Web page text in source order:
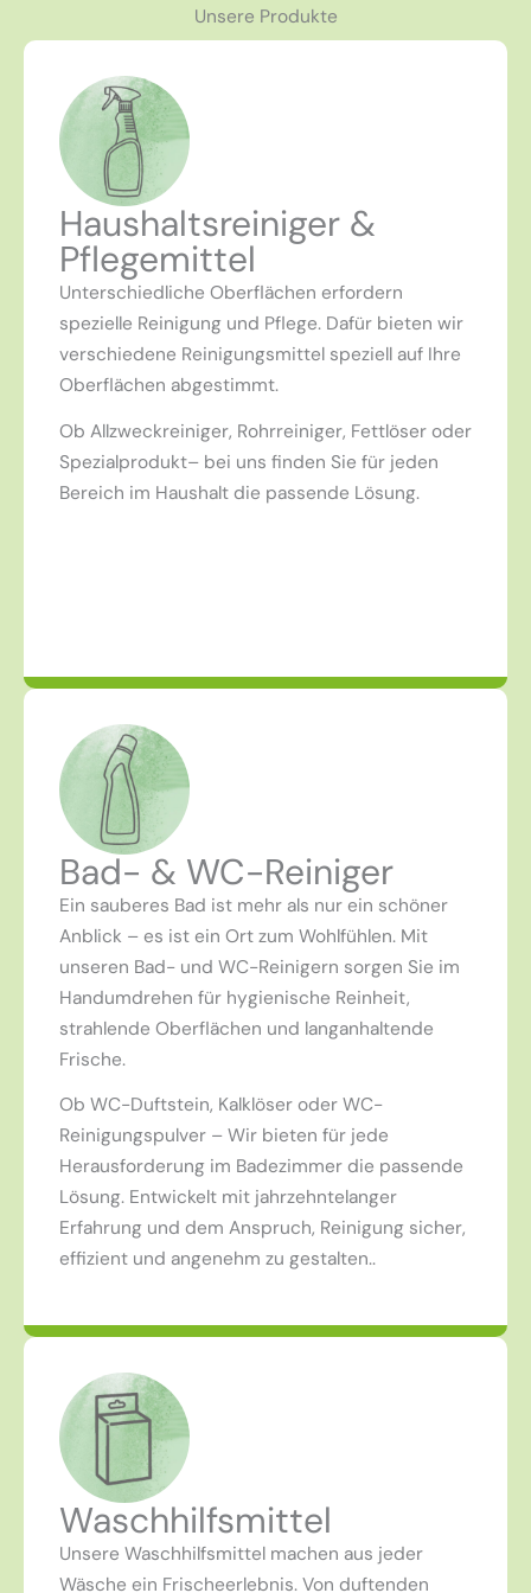
Unsere Produkte
Haushaltsreiniger &
Pflegemittel
Unterschiedliche Oberflächen erfordern
spezielle Reinigung und Pflege. Dafür bieten wir
verschiedene Reinigungsmittel speziell auf Ihre
Oberflächen abgestimmt.
Ob Allzweckreiniger, Rohrreiniger, Fettlöser oder
Spezialprodukt– bei uns finden Sie für jeden
Bereich im Haushalt die passende Lösung.
Bad- & WC-Reiniger
Ein sauberes Bad ist mehr als nur ein schöner
Anblick – es ist ein Ort zum Wohlfühlen. Mit
unseren Bad- und WC-Reinigern sorgen Sie im
Handumdrehen für hygienische Reinheit,
strahlende Oberflächen und langanhaltende
Frische.
Ob WC-Duftstein, Kalklöser oder WC-
Reinigungspulver – Wir bieten für jede
Herausforderung im Badezimmer die passende
Lösung. Entwickelt mit jahrzehntelanger
Erfahrung und dem Anspruch, Reinigung sicher,
effizient und angenehm zu gestalten..
Waschhilfsmittel
Unsere Waschhilfsmittel machen aus jeder
Wäsche ein Frischeerlebnis. Von duftenden